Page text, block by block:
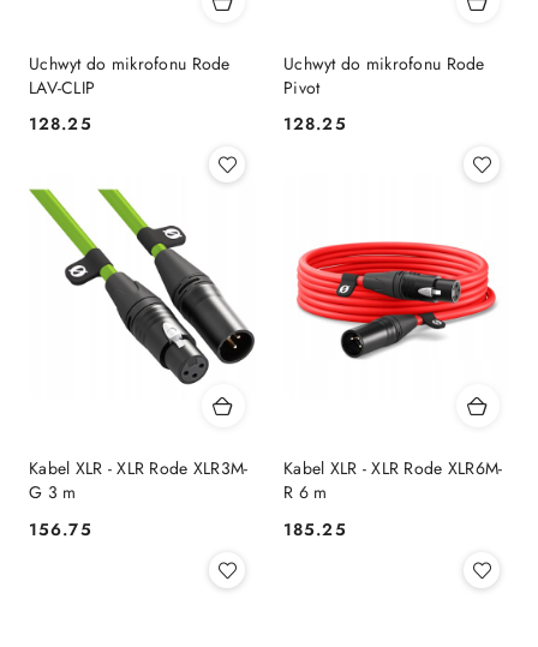
Uchwyt do mikrofonu Rode
LAV-CLIP
Cena:
128.25
Uchwyt do mikrofonu Rode
Pivot
Cena:
128.25
Kabel XLR - XLR Rode XLR3M-
G 3 m
Cena:
156.75
Kabel XLR - XLR Rode XLR6M-
R 6 m
Cena:
185.25